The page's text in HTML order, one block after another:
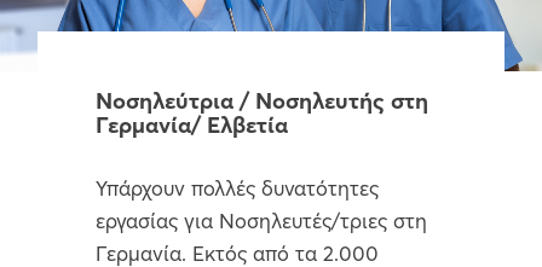
Νοσηλεύτρια / Νοσηλευτής στη
Γερμανία/ Ελβετία
Υπάρχουν πολλές δυνατότητες
εργασίας για Νοσηλευτές/τριες στη
Γερμανία. Εκτός από τα 2.000